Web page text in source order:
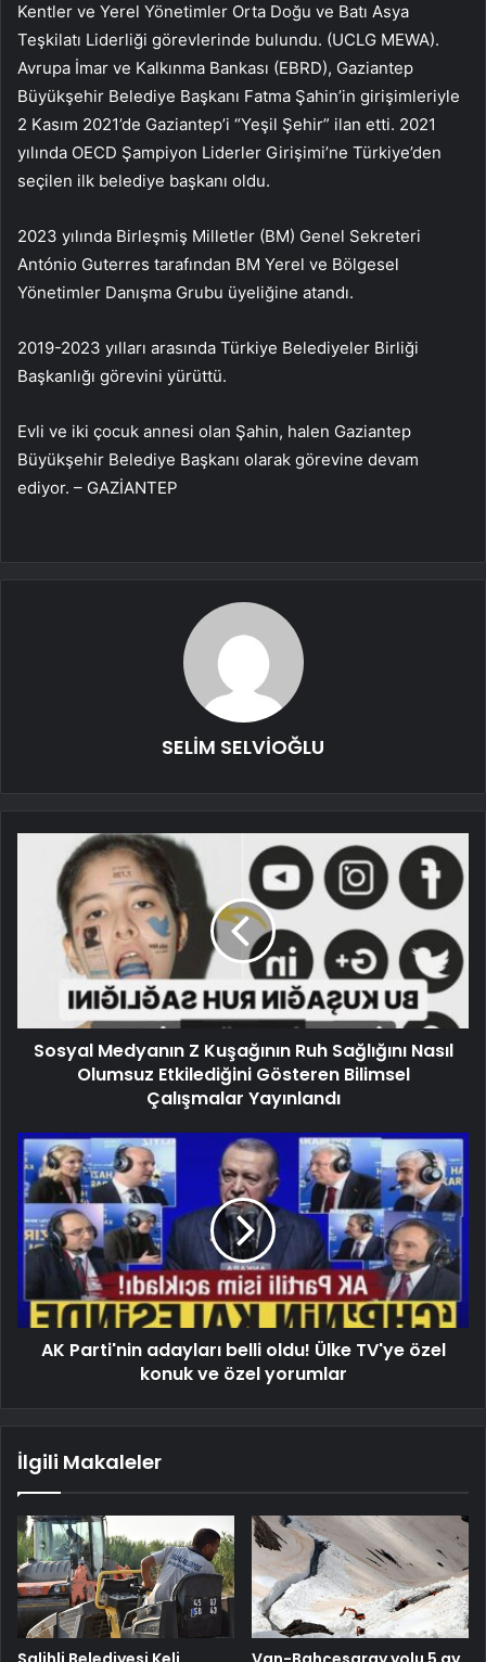
Kentler ve Yerel Yönetimler Orta Doğu ve Batı Asya
Teşkilatı Liderliği görevlerinde bulundu. (UCLG MEWA).
Avrupa İmar ve Kalkınma Bankası (EBRD), Gaziantep
Büyükşehir Belediye Başkanı Fatma Şahin’in girişimleriyle
2 Kasım 2021’de Gaziantep’i “Yeşil Şehir” ilan etti. 2021
yılında OECD Şampiyon Liderler Girişimi’ne Türkiye’den
seçilen ilk belediye başkanı oldu.
2023 yılında Birleşmiş Milletler (BM) Genel Sekreteri
António Guterres tarafından BM Yerel ve Bölgesel
Yönetimler Danışma Grubu üyeliğine atandı.
2019-2023 yılları arasında Türkiye Belediyeler Birliği
Başkanlığı görevini yürüttü.
Evli ve iki çocuk annesi olan Şahin, halen Gaziantep
Büyükşehir Belediye Başkanı olarak görevine devam
ediyor. – GAZİANTEP
SELİM SELVİOĞLU
Sosyal Medyanın Z Kuşağının Ruh Sağlığını Nasıl
Olumsuz Etkilediğini Gösteren Bilimsel
Çalışmalar Yayınlandı
AK Parti'nin adayları belli oldu! Ülke TV'ye özel
konuk ve özel yorumlar
İlgili Makaleler